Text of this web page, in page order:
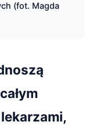
(fot. Magda